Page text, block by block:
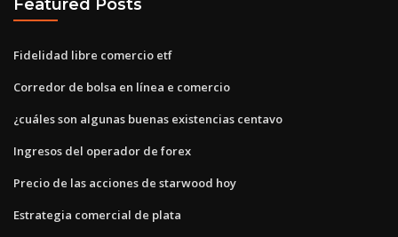
Featured Posts
Fidelidad libre comercio etf
Corredor de bolsa en línea e comercio
¿cuáles son algunas buenas existencias centavo
Ingresos del operador de forex
Precio de las acciones de starwood hoy
Estrategia comercial de plata